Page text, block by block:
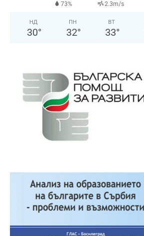
73% 2.3m/s
НД
30°
ПН
32°
ВТ
33°